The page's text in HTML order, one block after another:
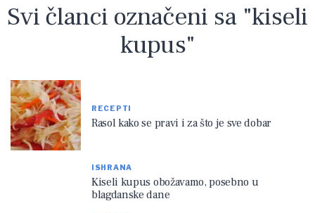
Svi članci označeni sa "kiseli
kupus"
RECEPTI
Rasol kako se pravi i za što je sve dobar
ISHRANA
Kiseli kupus obožavamo, posebno u
blagdanske dane